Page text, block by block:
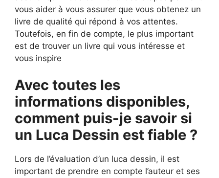
vous aider à vous assurer que vous obtenez un
livre de qualité qui répond à vos attentes.
Toutefois, en fin de compte, le plus important
est de trouver un livre qui vous intéresse et
vous inspire
Avec toutes les
informations disponibles,
comment puis-je savoir si
un Luca Dessin est fiable ?
Lors de l’évaluation d’un luca dessin, il est
important de prendre en compte l’auteur et ses